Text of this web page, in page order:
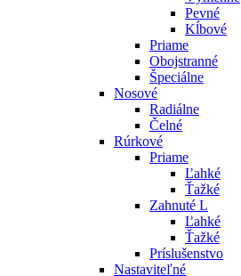
Pevné
Kĺbové
Priame
Obojstranné
Špeciálne
Nosové
Radiálne
Čelné
Rúrkové
Priame
Ľahké
Ťažké
Zahnuté L
Ľahké
Ťažké
Príslušenstvo
Nastaviteľné